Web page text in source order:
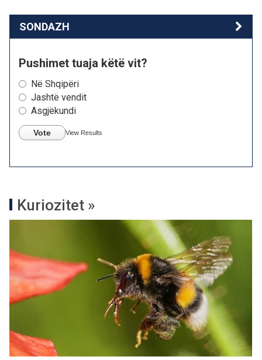
SONDAZH
Pushimet tuaja këtë vit?
Në Shqipëri
Jashtë vendit
Asgjëkundi
Vote View Results
Kuriozitet »